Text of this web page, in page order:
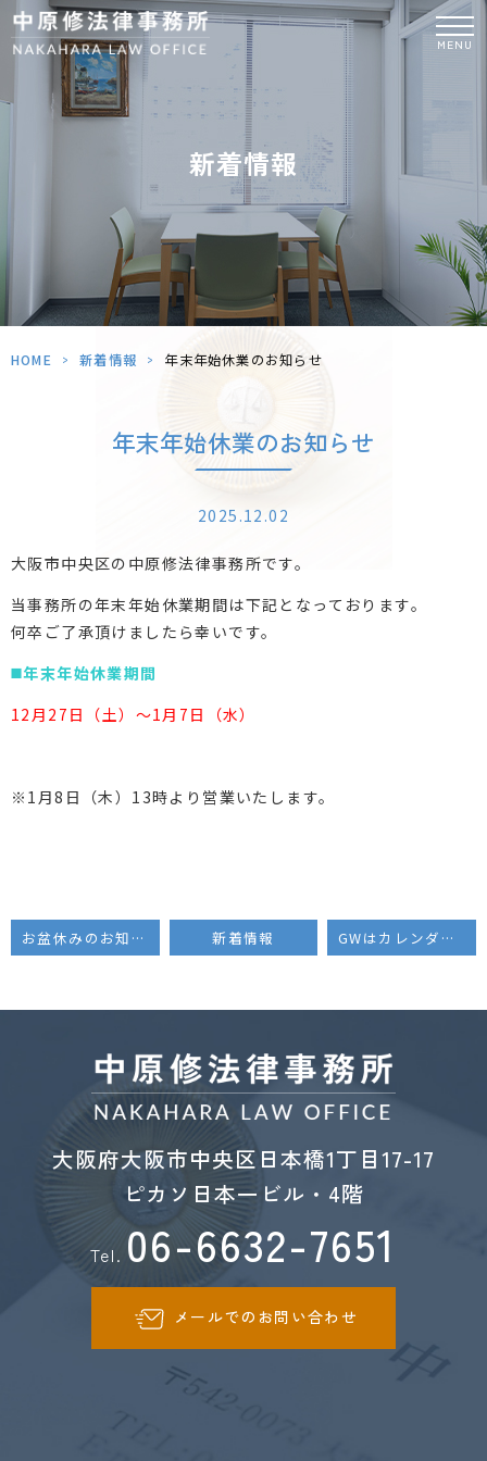
MENU
新着情報
HOME > 新着情報 > 年末年始休業のお知らせ
年末年始休業のお知らせ
2025.12.02
大阪市中央区の中原修法律事務所です。
当事務所の年末年始休業期間は下記となっております。
何卒ご了承頂けましたら幸いです。
◼️年末年始休業期間
12月27日（土）〜1月7日（水）
※1月8日（木）13時より営業いたします。
お盆休みのお知らせ 新着情報 GWはカレンダー通り営業いたします
大阪府大阪市中央区日本橋1丁目17-17
ピカソ日本一ビル・4階
Tel. 06-6632-7651
メールでのお問い合わせ